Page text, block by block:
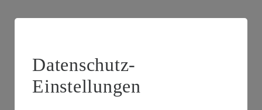
Datenschutz-
Einstellungen